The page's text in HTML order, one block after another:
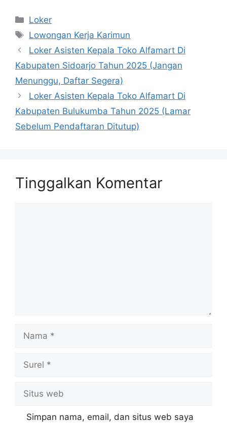
Kategori
Loker
Tag
Lowongan Kerja Karimun
Loker Asisten Kepala Toko Alfamart Di
Kabupaten Sidoarjo Tahun 2025 (Jangan
Menunggu, Daftar Segera)
Loker Asisten Kepala Toko Alfamart Di
Kabupaten Bulukumba Tahun 2025 (Lamar
Sebelum Pendaftaran Ditutup)
Tinggalkan Komentar
Nama
Surel
Situs
web
Simpan nama, email, dan situs web saya